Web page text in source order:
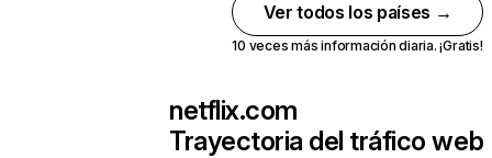
Ver todos los países →
10 veces más información diaria. ¡Gratis!
netflix.com
Trayectoria del tráfico web